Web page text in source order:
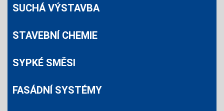
SUCHÁ VÝSTAVBA
STAVEBNÍ CHEMIE
SYPKÉ SMĚSI
FASÁDNÍ SYSTÉMY